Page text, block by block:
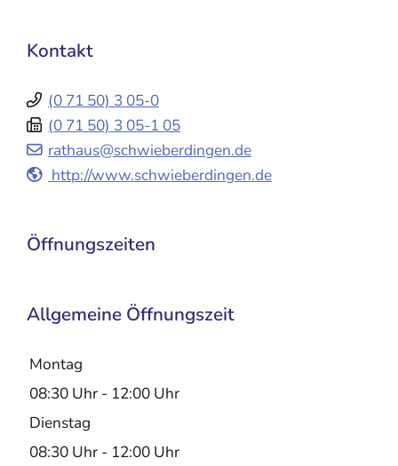
Kontakt
(0 71 50) 3 05-0
(0 71 50) 3 05-1 05
rathaus@schwieberdingen.de
http://www.schwieberdingen.de
Öffnungszeiten
Allgemeine Öffnungszeit
Montag
08:30 Uhr - 12:00 Uhr
Dienstag
08:30 Uhr - 12:00 Uhr